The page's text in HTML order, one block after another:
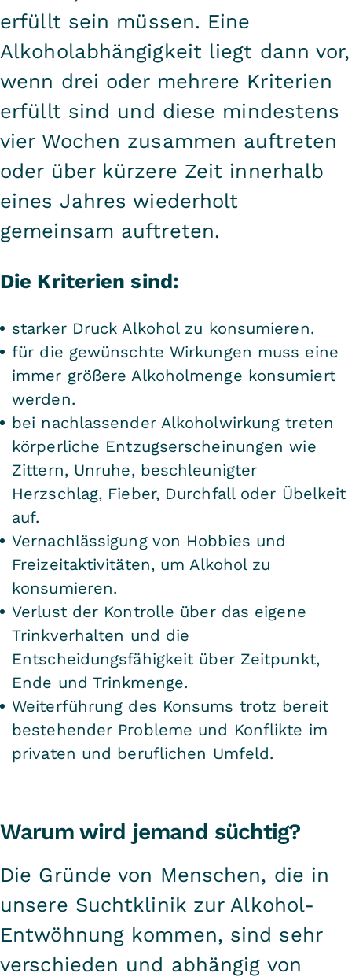
erfüllt sein müssen. Eine
Alkoholabhängigkeit liegt dann vor,
wenn drei oder mehrere Kriterien
erfüllt sind und diese mindestens
vier Wochen zusammen auftreten
oder über kürzere Zeit innerhalb
eines Jahres wiederholt
gemeinsam auftreten.
Die Kriterien sind:
starker Druck Alkohol zu konsumieren.
für die gewünschte Wirkungen muss eine
immer größere Alkoholmenge konsumiert
werden.
bei nachlassender Alkoholwirkung treten
körperliche Entzugserscheinungen wie
Zittern, Unruhe, beschleunigter
Herzschlag, Fieber, Durchfall oder Übelkeit
auf.
Vernachlässigung von Hobbies und
Freizeitaktivitäten, um Alkohol zu
konsumieren.
Verlust der Kontrolle über das eigene
Trinkverhalten und die
Entscheidungsfähigkeit über Zeitpunkt,
Ende und Trinkmenge.
Weiterführung des Konsums trotz bereit
bestehender Probleme und Konflikte im
privaten und beruflichen Umfeld.
Warum wird jemand süchtig?
Die Gründe von Menschen, die in
unsere Suchtklinik zur Alkohol-
Entwöhnung kommen, sind sehr
verschieden und abhängig von